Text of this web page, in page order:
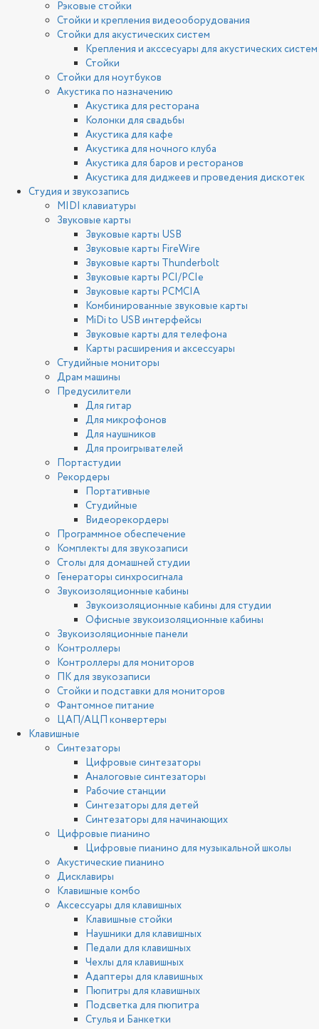
Рэковые стойки
Стойки и крепления видеооборудования
Стойки для акустических систем
Крепления и акссесуары для акустических систем
Стойки
Стойки для ноутбуков
Акустика по назначению
Акустика для ресторана
Колонки для свадьбы
Акустика для кафе
Акустика для ночного клуба
Акустика для баров и ресторанов
Акустика для диджеев и проведения дискотек
Студия и звукозапись
MIDI клавиатуры
Звуковые карты
Звуковые карты USB
Звуковые карты FireWire
Звуковые карты Thunderbolt
Звуковые карты PCI/PCIe
Звуковые карты PCMCIA
Комбинированные звуковые карты
MiDi to USB интерфейсы
Звуковые карты для телефона
Карты расширения и аксессуары
Студийные мониторы
Драм машины
Предусилители
Для гитар
Для микрофонов
Для наушников
Для проигрывателей
Портастудии
Рекордеры
Портативные
Студийные
Видеорекордеры
Программное обеспечение
Комплекты для звукозаписи
Столы для домашней студии
Генераторы синхросигнала
Звукоизоляционные кабины
Звукоизоляционные кабины для студии
Офисные звукоизоляционные кабины
Звукоизоляционные панели
Контроллеры
Контроллеры для мониторов
ПК для звукозаписи
Стойки и подставки для мониторов
Фантомное питание
ЦАП/АЦП конвертеры
Клавишные
Синтезаторы
Цифровые синтезаторы
Аналоговые синтезаторы
Рабочие станции
Синтезаторы для детей
Синтезаторы для начинающих
Цифровые пианино
Цифровые пианино для музыкальной школы
Акустические пианино
Дисклавиры
Клавишные комбо
Аксессуары для клавишных
Клавишные стойки
Наушники для клавишных
Педали для клавишных
Чехлы для клавишных
Адаптеры для клавишных
Пюпитры для клавишных
Подсветка для пюпитра
Стулья и Банкетки